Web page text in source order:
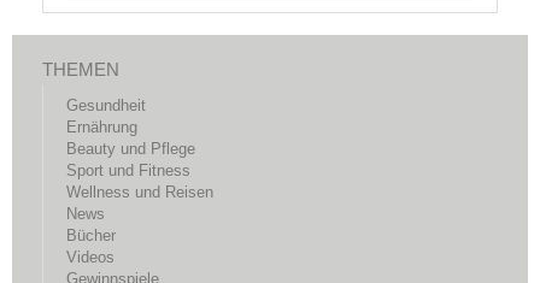
THEMEN
Gesundheit
Ernährung
Beauty und Pflege
Sport und Fitness
Wellness und Reisen
News
Bücher
Videos
Gewinnspiele